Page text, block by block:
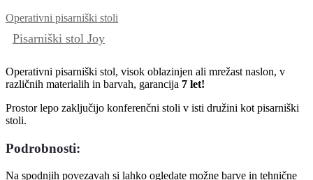
Operativni pisarniški stoli
Pisarniški stol Joy
Operativni pisarniški stol, visok oblazinjen ali mrežast naslon, v
različnih materialih in barvah, garancija 7 let!
Prostor lepo zaključijo konferenčni stoli v isti družini kot pisarniški
stoli.
Podrobnosti:
Na spodnjih povezavah si lahko ogledate možne barve in tehnične